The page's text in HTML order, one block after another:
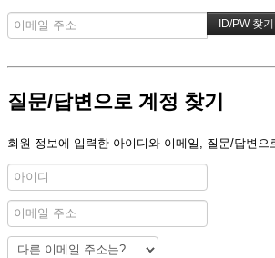
질문/답변으로 계정 찾기
회원 정보에 입력한 아이디와 이메일, 질문/답변